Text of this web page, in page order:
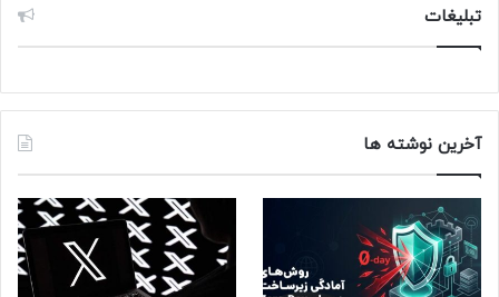
تبلیغات
آخرین نوشته ها